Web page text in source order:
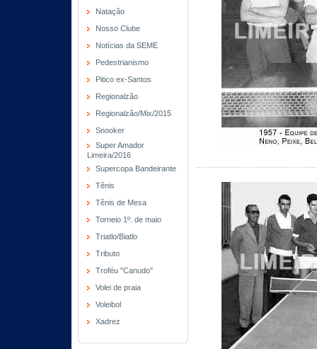
Natação
Nosso Clube
Notícias da SEME
Pedestrianismo
Pitico ex-Santos
Regionalzão
Regionalzão/Mix/2015
Snooker
Super Amador
Limeira/2016
Supercopa Bandeirante
Tênis
Tênis de Mesa
Torneio 1º. de maio
Triatlo/Biatlo
Tributo
Troféu "Canudo"
Volei de praia
Voleibol
Xadrez